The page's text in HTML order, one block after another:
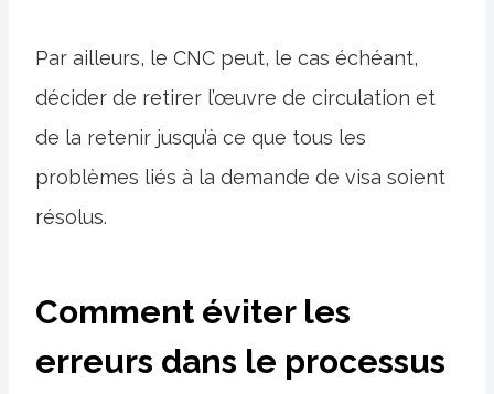
Par ailleurs, le CNC peut, le cas échéant,
décider de retirer l’œuvre de circulation et
de la retenir jusqu’à ce que tous les
problèmes liés à la demande de visa soient
résolus.
Comment éviter les
erreurs dans le processus